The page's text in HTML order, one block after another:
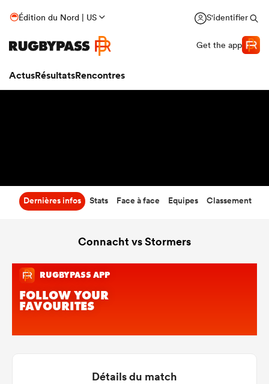
Édition du Nord | US S'identifier
Get the app
ActusRésultatsRencontres
Dernières infos Stats Face à face Equipes Classement
Connacht vs Stormers
Détails du match